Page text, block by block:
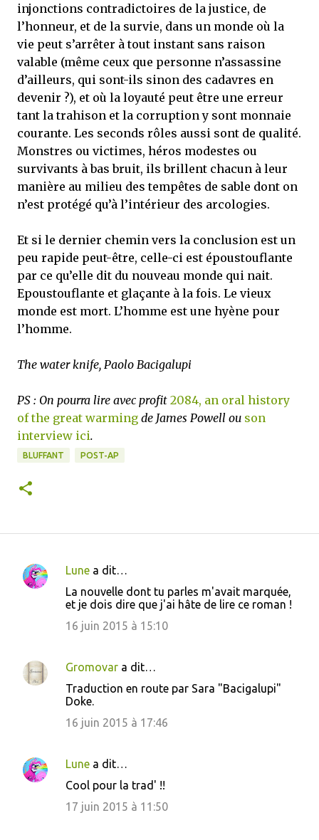
injonctions contradictoires de la justice, de
l’honneur, et de la survie, dans un monde où la
vie peut s’arrêter à tout instant sans raison
valable (même ceux que personne n’assassine
d’ailleurs, qui sont-ils sinon des cadavres en
devenir ?), et où la loyauté peut être une erreur
tant la trahison et la corruption y sont monnaie
courante. Les seconds rôles aussi sont de qualité.
Monstres ou victimes, héros modestes ou
survivants à bas bruit, ils brillent chacun à leur
manière au milieu des tempêtes de sable dont on
n’est protégé qu’à l’intérieur des arcologies.
Et si le dernier chemin vers la conclusion est un
peu rapide peut-être, celle-ci est époustouflante
par ce qu’elle dit du nouveau monde qui nait.
Epoustouflante et glaçante à la fois. Le vieux
monde est mort. L’homme est une hyène pour
l’homme.
The water knife, Paolo Bacigalupi
PS : On pourra lire avec profit 2084, an oral history
of the great warming de James Powell ou son
interview ici.
BLUFFANT POST-AP
C
e
n
r
e
Lune a dit…
La nouvelle dont tu parles m'avait marquée,
et je dois dire que j'ai hâte de lire ce roman !
16 juin 2015 à 15:10
Gromovar a dit…
Traduction en route par Sara "Bacigalupi"
Doke.
16 juin 2015 à 17:46
Lune a dit…
Cool pour la trad' !!
17 juin 2015 à 11:50